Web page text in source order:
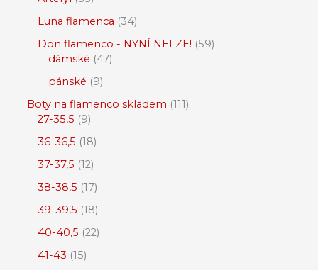
Luna flamenca 34
Don flamenco - NYNÍ NELZE! 59
dámské 47
pánské 9
Boty na flamenco skladem 111
27-35,5 9
36-36,5 18
37-37,5 12
38-38,5 17
39-39,5 18
40-40,5 22
41-43 15